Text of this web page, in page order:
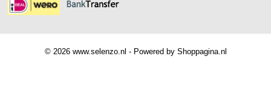
© 2026 www.selenzo.nl - Powered by Shoppagina.nl